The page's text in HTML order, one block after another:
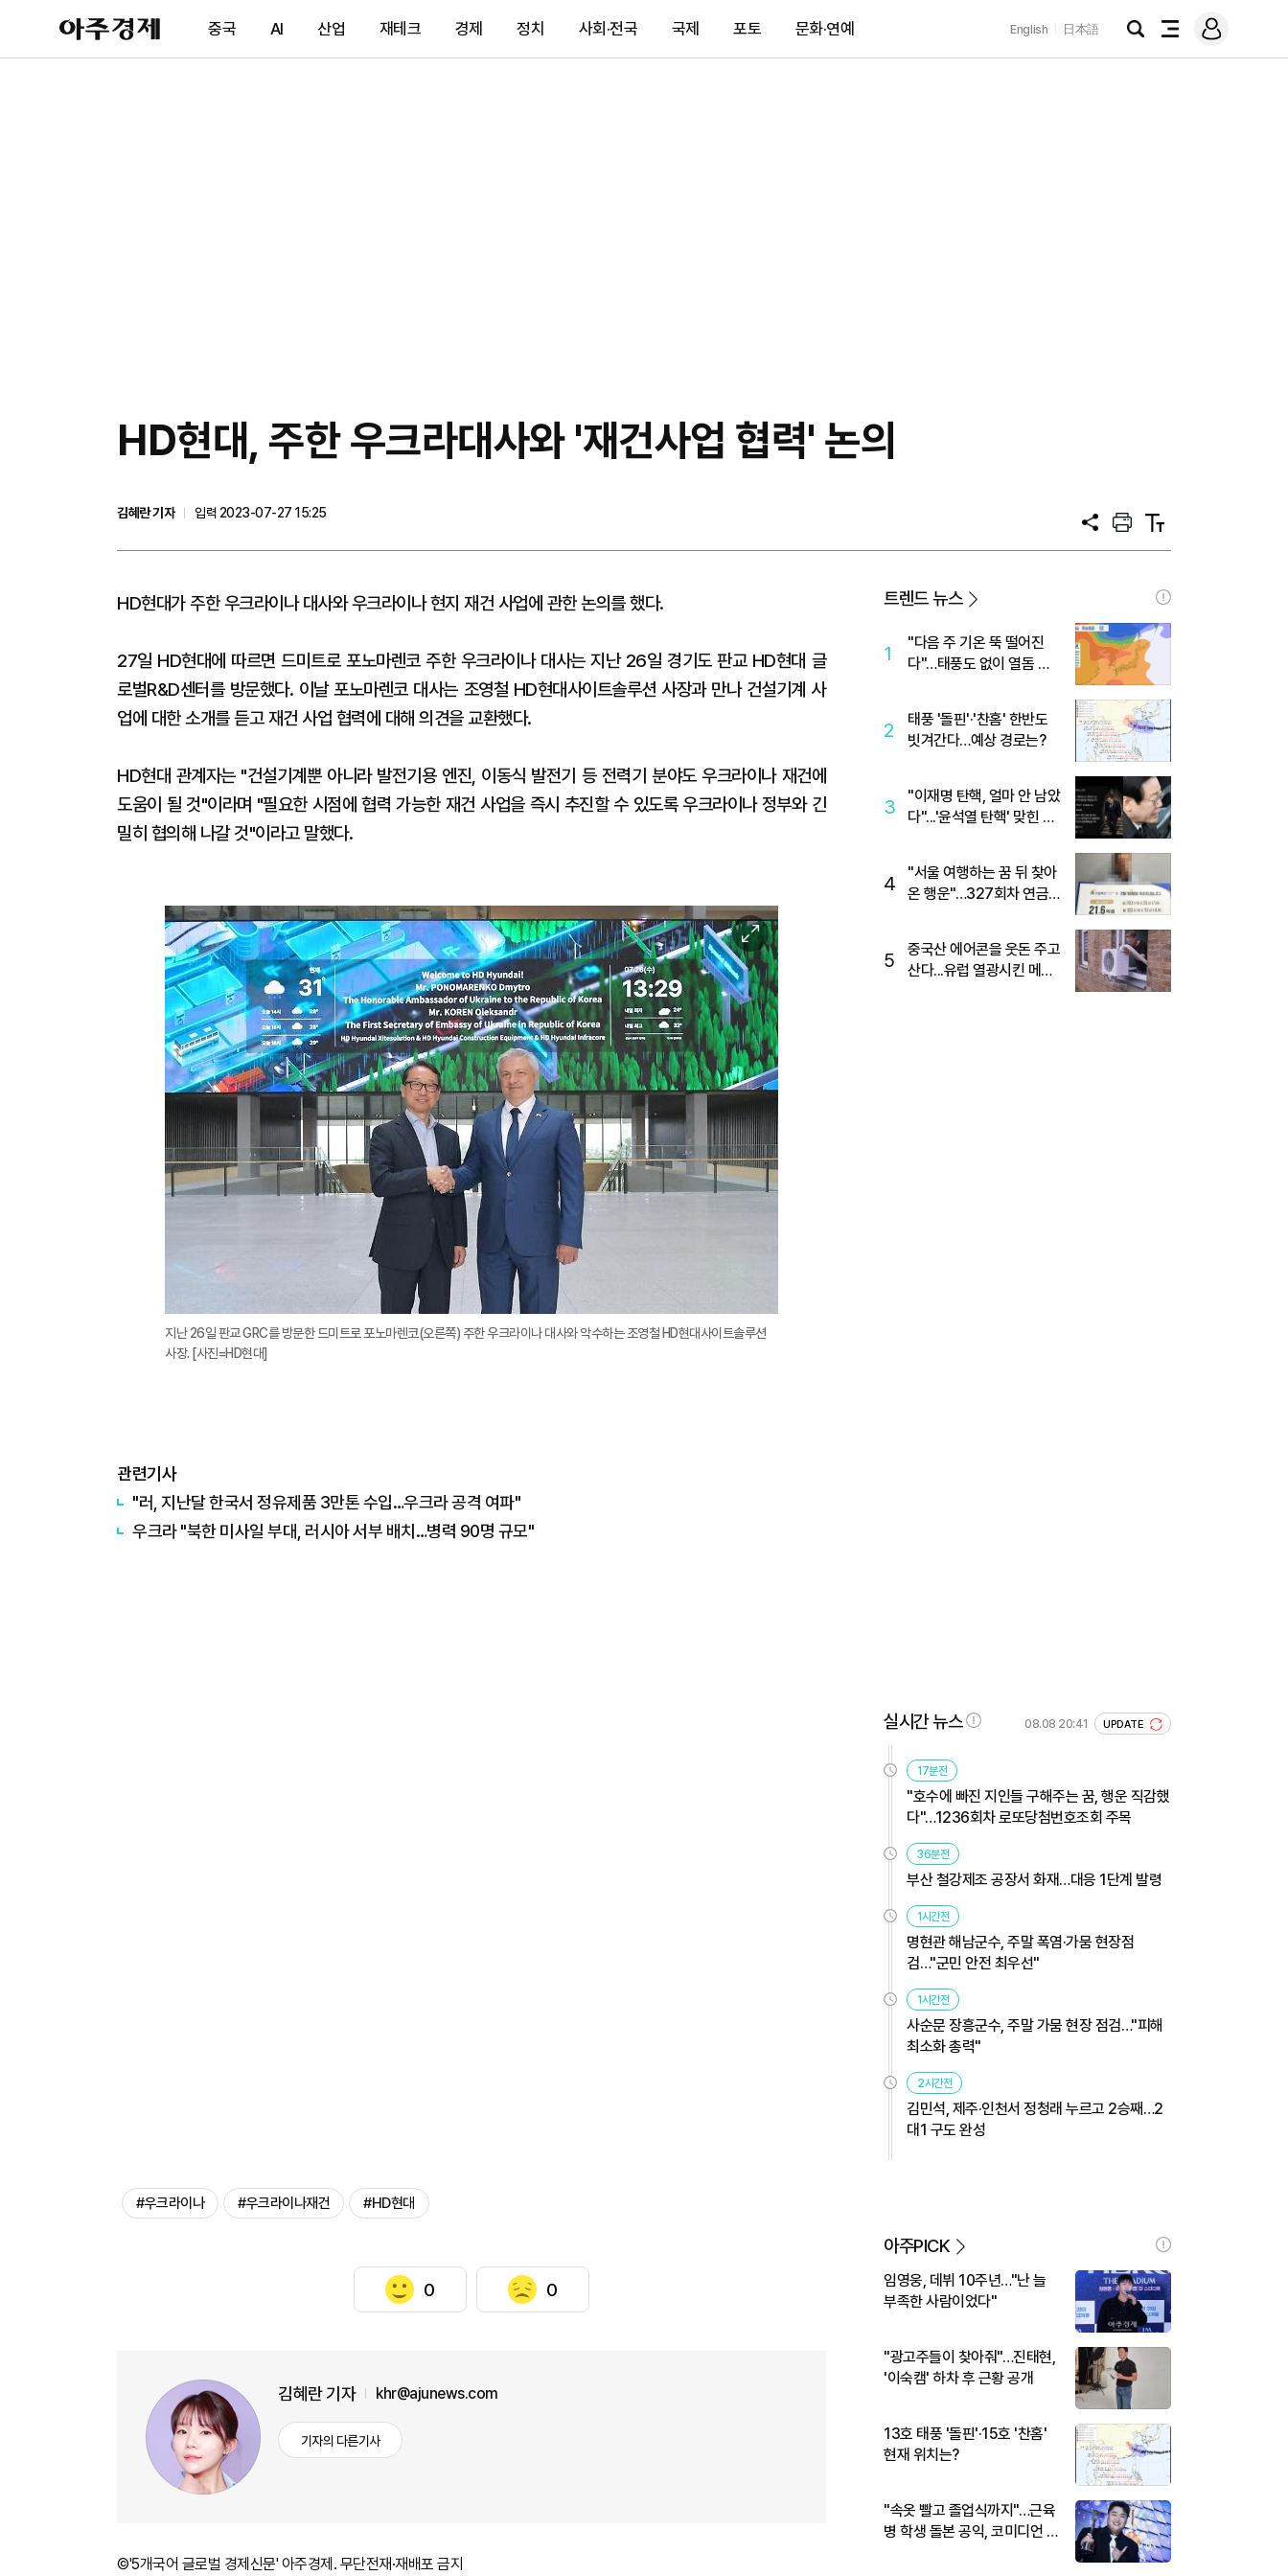
아
주
제
중국 AI 산업 재테크 경제 정치 사회·전국 국제 포토 문화·연예 English 日本語
검
전
메
그
HD현대, 주한 우크라대사와 '재건사업 협력' 논의
김혜란 기자
입력 2023-07-27 15:25
공
프
트
텍
트
HD현대가 주한 우크라이나 대사와 우크라이나 현지 재건 사업에 관한 논의를 했다.
27일 HD현대에 따르면 드미트로 포노마렌코 주한 우크라이나 대사는 지난 26일 경기도 판교 HD현대 글
로벌R&D센터를 방문했다. 이날 포노마렌코 대사는 조영철 HD현대사이트솔루션 사장과 만나 건설기계 사
업에 대한 소개를 듣고 재건 사업 협력에 대해 의견을 교환했다.
HD현대 관계자는 "건설기계뿐 아니라 발전기용 엔진, 이동식 발전기 등 전력기 분야도 우크라이나 재건에
도움이 될 것"이라며 "필요한 시점에 협력 가능한 재건 사업을 즉시 추진할 수 있도록 우크라이나 정부와 긴
밀히 협의해 나갈 것"이라고 말했다.
이
미
지
확
대
지난 26일 판교 GRC를 방문한 드미트로 포노마렌코(오른쪽) 주한 우크라이나 대사와 악수하는 조영철 HD현대사이트솔루션
사장. [사진=HD현대]
관련기사
"러, 지난달 한국서 정유제품 3만톤 수입…우크라 공격 여파"
우크라 "북한 미사일 부대, 러시아 서부 배치…병력 90명 규모"
#우크라이나 #우크라이나재건 #HD현대
0 0
김혜란 기자 khr@ajunews.com
기자의 다른기사
©'5개국어 글로벌 경제신문' 아주경제. 무단전재·재배포 금지
트렌드 뉴스
1
"다음 주 기온 뚝 떨어진
다"…태풍도 없이 열돔 박
2
태풍 '돌핀'·'찬홈' 한반도
빗겨간다…예상 경로는?
3
"이재명 탄핵, 얼마 안 남았
다"...'윤석열 탄핵' 맞힌 무
4
"서울 여행하는 꿈 뒤 찾아
온 행운"…327회차 연금
5
중국산 에어콘을 웃돈 주고
산다...유럽 열광시킨 메이
실시간 뉴스 08.08 20:41 UPDATE
17분전
"호수에 빠진 지인들 구해주는 꿈, 행운 직감했
다"…1236회차 로또당첨번호조회 주목
36분전
부산 철강제조 공장서 화재…대응 1단계 발령
1시간전
명현관 해남군수, 주말 폭염·가뭄 현장점
검…"군민 안전 최우선"
1시간전
사순문 장흥군수, 주말 가뭄 현장 점검…"피해
최소화 총력"
2시간전
김민석, 제주·인천서 정청래 누르고 2승째…2
대1 구도 완성
아주PICK
임영웅, 데뷔 10주년…"난 늘
부족한 사람이었다"
"광고주들이 찾아줘"…진태현,
'이숙캠' 하차 후 근황 공개
13호 태풍 '돌핀'·15호 '찬홈'
현재 위치는?
"속옷 빨고 졸업식까지"…근육
병 학생 돌본 공익, 코미디언 김